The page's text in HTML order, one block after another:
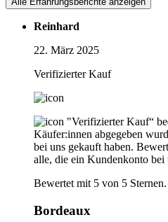
Reinhard
22. März 2025
Verifizierter Kauf
"Verifizierter Kauf“
Käufer:innen abgegeben
bei uns gekauft haben.
alle, die ein Kundenkonto bei
Bewertet mit 5 von 5 Sternen.
Bordeaux